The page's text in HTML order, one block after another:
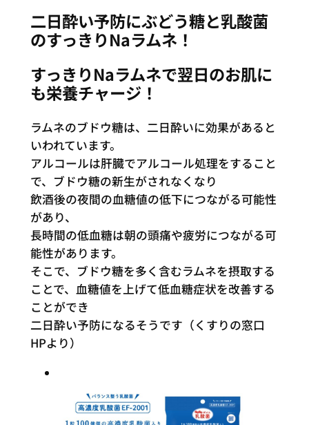
二日酔い予防にぶどう糖と乳酸菌
のすっきりNaラムネ！
すっきりNaラムネで翌日のお肌に
も栄養チャージ！
ラムネのブドウ糖は、二日酔いに効果があると
いわれています。
アルコールは肝臓でアルコール処理をすること
で、ブドウ糖の新生がされなくなり
飲酒後の夜間の血糖値の低下につながる可能性
があり、
長時間の低血糖は朝の頭痛や疲労につながる可
能性があります。
そこで、ブドウ糖を多く含むラムネを摂取する
ことで、血糖値を上げて低血糖症状を改善する
ことができ
二日酔い予防になるそうです（くすりの窓口
HPより）